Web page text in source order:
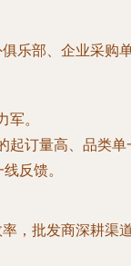
乐部、企业采购
。
订量高、品类单
反馈。
，批发商深耕渠